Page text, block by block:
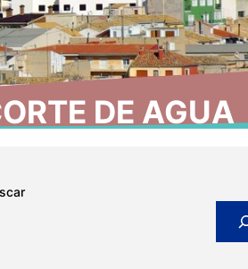
DE AGUA